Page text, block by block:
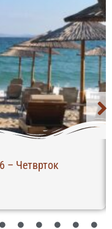
– Четврток